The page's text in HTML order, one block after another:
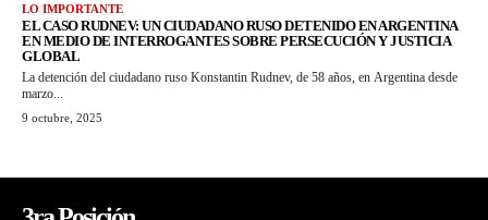
LO IMPORTANTE
EL CASO RUDNEV: UN CIUDADANO RUSO DETENIDO EN ARGENTINA
EN MEDIO DE INTERROGANTES SOBRE PERSECUCIÓN Y JUSTICIA
GLOBAL
La detención del ciudadano ruso Konstantin Rudnev, de 58 años, en Argentina desde
marzo...
9 octubre, 2025